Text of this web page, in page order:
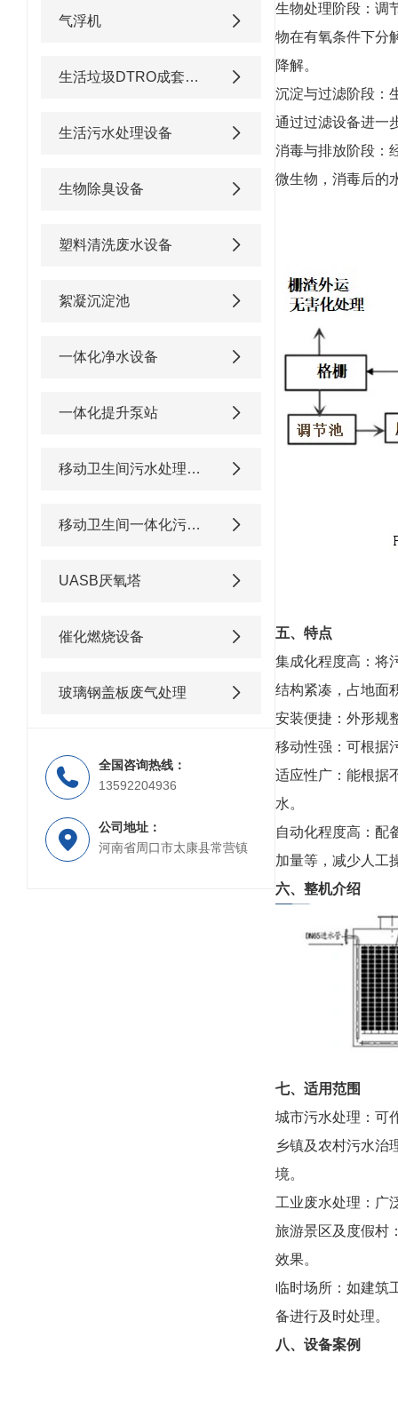
气浮机
生活垃圾DTRO成套渗滤液处理设备
生活污水处理设备
生物除臭设备
塑料清洗废水设备
絮凝沉淀池
一体化净水设备
一体化提升泵站
移动卫生间污水处理设备
移动卫生间一体化污水处理设备
UASB厌氧塔
催化燃烧设备
玻璃钢盖板废气处理
全国咨询热线：
13592204936
公司地址：
河南省周口市太康县常营镇
生物处理阶段：调
物在有氧条件下分
降解。
沉淀与过滤阶段：
通过过滤设备进一
消毒与排放阶段：
微生物，消毒后的
五、特点
集成化程度高：将
结构紧凑，占地面
安装便捷：外形规
移动性强：可根据
适应性广：能根据
水。
自动化程度高：配
加量等，减少人工
六、整机介绍
七、适用范围
城市污水处理：可
乡镇及农村污水治
境。
工业废水处理：广
旅游景区及度假村
效果。
临时场所：如建筑
备进行及时处理。
八、设备案例